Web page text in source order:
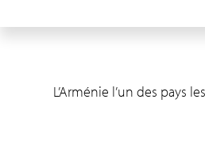
L’Arménie l’un des pays